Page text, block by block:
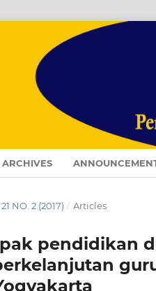
ARCHIVES
NO. 2 (2017) / Articles
pendidikan